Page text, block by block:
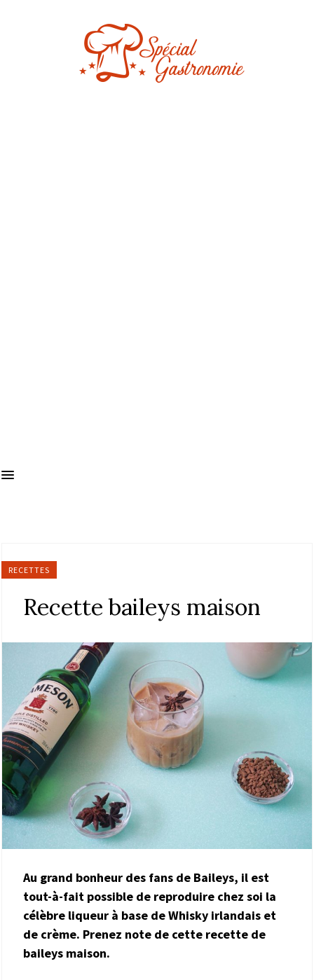
RECETTES
Recette baileys maison
Au grand bonheur des fans de Baileys, il est
tout-à-fait possible de reproduire chez soi la
célèbre liqueur à base de Whisky irlandais et
de crème. Prenez note de cette recette de
baileys maison.